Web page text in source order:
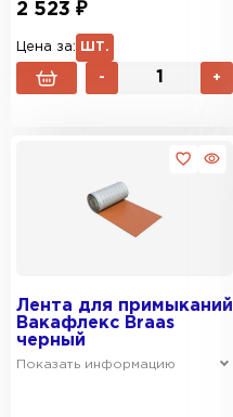
2 523 ₽
Цена за: ШТ.
- +
Лента для примыканий
Вакафлекс Braas
черный
Показать информацию